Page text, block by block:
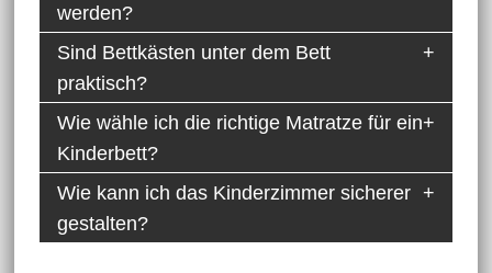
werden?
Sind Bettkästen unter dem Bett
praktisch?
Wie wähle ich die richtige Matratze für ein
Kinderbett?
Wie kann ich das Kinderzimmer sicherer
gestalten?